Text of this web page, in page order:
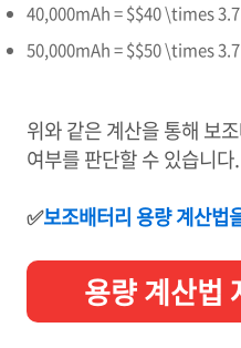
40,000mAh = $$40 \times
50,000mAh = $$50 \times
위와 같은 계산을 통해 보
여부를 판단할 수 있습니다.
✅보조배터리 용량 계산법
용량 계산법